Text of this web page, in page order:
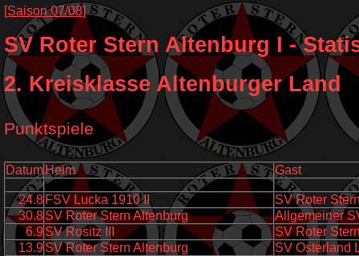
[Saison 07/08]
SV Roter Stern Altenburg I -
2. Kreisklasse Altenburger Land
Punktspiele
DatumHeim Gast
24.8 FSV Lucka 1910 II
SV Roter
30.8SV Roter Stern Altenburg
Allgemeiner
6.9SV Rositz III
SV Roter
13.9SV Roter Stern Altenburg
SV Osterland